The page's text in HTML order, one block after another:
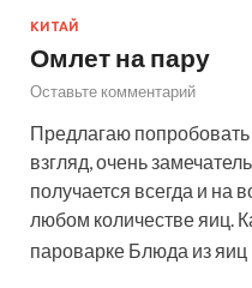
КИТАЙ
Омлет на пару
Оставьте комментарий
Предлагаю
взгляд, очень
получается всегда и на
любом количестве яиц.
пароварке Блюда из яиц